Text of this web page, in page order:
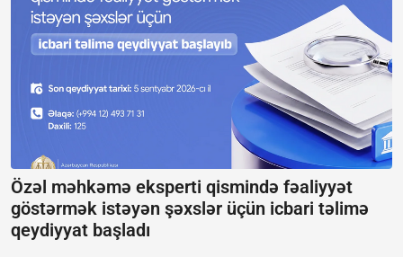
Özəl məhkəmə eksperti qismində fəaliyyət
göstərmək istəyən şəxslər üçün icbari təlimə
qeydiyyat başladı